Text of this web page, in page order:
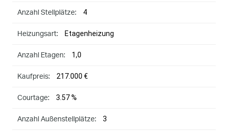
Anzahl Stellplätze: 4
Heizungsart: Etagenheizung
Anzahl Etagen: 1,0
Kaufpreis: 217.000 €
Courtage: 3.57 %
Anzahl Außenstellplätze: 3